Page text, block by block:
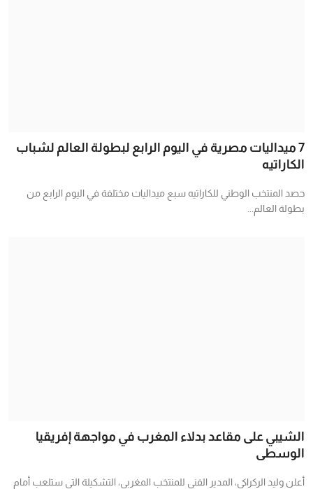
7 ميداليات مصرية في اليوم الرابع لبطولة العالم لشباب
الكاراتيه
حصد المنتخب الوطني للكاراتيه سبع ميداليات مختلفة في اليوم الرابع من
بطولة العالم...
الشيبي على مقاعد بدلاء المغرب في مواجهة إفريقيا
الوسطى
أعلن وليد الركراكي، المدير الفني للمنتخب المغربي، التشكيلة التي ستلعب أمام